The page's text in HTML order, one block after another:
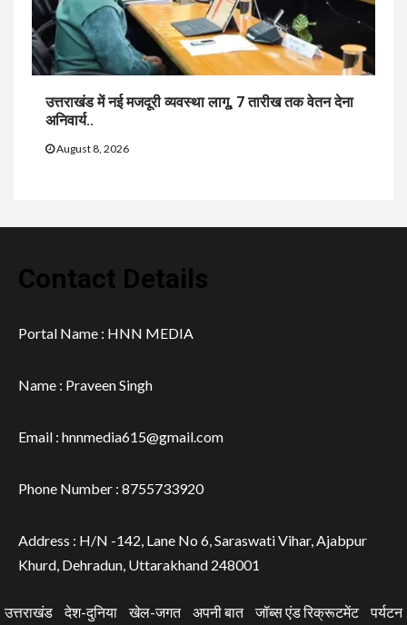
उत्तराखंड में नई मजदूरी व्यवस्था लागू, 7 तारीख तक वेतन देना
अनिवार्य..
August 8, 2026
Contact Details
Portal Name : HNN MEDIA
Name : Praveen Singh
Email : hnnmedia615@gmail.com
Phone Number : 8755733920
Address : H/N -142, Lane No 6, Saraswati Vihar, Ajabpur
Khurd, Dehradun, Uttarakhand 248001
उत्तराखंड देश-दुनिया खेल-जगत अपनी बात जॉब्स एंड रिक्रूटमेंट पर्यटन